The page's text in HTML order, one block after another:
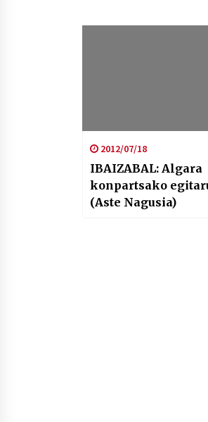
2012/07/18
IBAIZABAL: Algara
konpartsako
(Aste Nagusia)